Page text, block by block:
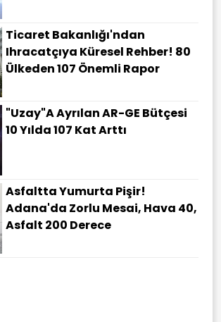
Ticaret Bakanlığı'ndan
Ihracatçıya Küresel Rehber! 80
Ülkeden 107 Önemli Rapor
"Uzay"a Ayrılan AR-GE Bütçesi
10 Yılda 107 Kat Arttı
Asfaltta Yumurta Pişir!
Adana'da Zorlu Mesai, Hava 40,
Asfalt 200 Derece